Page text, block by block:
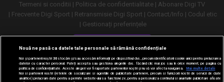
Termeni si conditii
Politica de confidentialitate
Abonare Digi TV
Frecvente Digi Sport
Retransmisie Digi Sport Contact/Info
Codul etic
Gestionați preferințele
Versiune desktop
Nouă ne pasă ca datele tale personale să rămână confidențiale
Noi și partenerii noștri30stocăm și/sau accesăm informații pe dispozitivul dvs., precum identificatorii cookie unici pentru prelucrarea
datelor cu caracter personal. Puteți accepta sau gestiona alegerile dvs. făcând clic mai jos sau în orice moment, pe pagina cu
politica de confidențialitate. Aceste alegeri vor fi raportate partenerilor noștri și nu vă vor afecta navigarea.
Mai multe detalii
Noi si partenerii nostri (retelele de socializare si agentiile de publicitate partenere, precum si furnizorii nostri de servicii de date
analitice) prelucram date pentru a permite website-ului sa functioneze, pentru a personaliza continutul si anunturile publicitare afisate